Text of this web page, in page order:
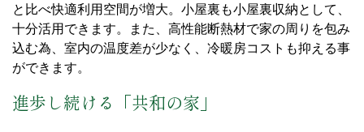
と比べ快適利用空間が増大。小屋裏も小屋裏収納として、
十分活用できます。また、高性能断熱材で家の周りを包み
込む為、室内の温度差が少なく、冷暖房コストも抑える事
ができます。
進歩し続ける「共和の家」